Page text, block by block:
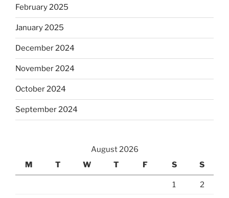
February 2025
January 2025
December 2024
November 2024
October 2024
September 2024
August 2026
M
T W T F S S
1 2